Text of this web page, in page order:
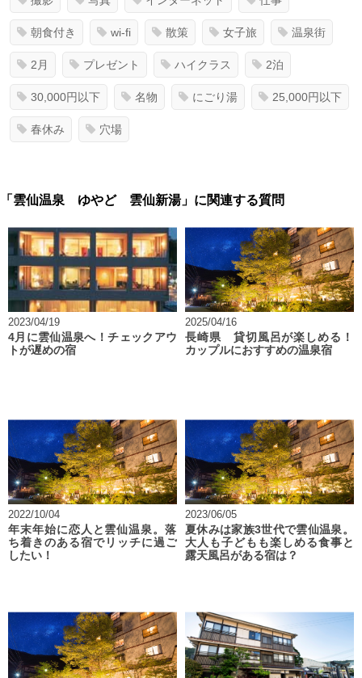
朝食付き wi-fi 散策 女子旅 温泉街
2月 プレゼント ハイクラス 2泊
30,000円以下 名物 にごり湯 25,000円以下
春休み 穴場
「雲仙温泉 ゆやど 雲仙新湯」に関連する質問
2023/04/19
4月に雲仙温泉へ！チェックアウ
トが遅めの宿
2025/04/16
長崎県 貸切風呂が楽しめる！
カップルにおすすめの温泉宿
2022/10/04
年末年始に恋人と雲仙温泉。落
ち着きのある宿でリッチに過ご
したい！
2023/06/05
夏休みは家族3世代で雲仙温泉。
大人も子どもも楽しめる食事と
露天風呂がある宿は？